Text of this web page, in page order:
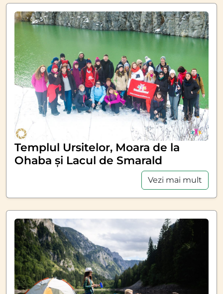
Templul Ursitelor, Moara de la
Ohaba și Lacul de Smarald
Vezi mai mult